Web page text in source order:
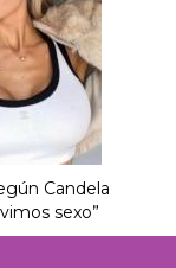
Candela
sexo”